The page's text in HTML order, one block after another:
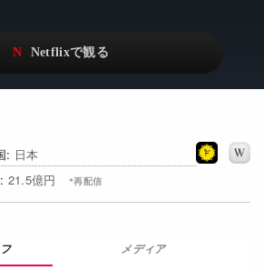
その他の国のTV番組
Netflix 高い評価の海外作品
Watchlist
Get Freaxフォーラム
日本
21.5億円
メディア